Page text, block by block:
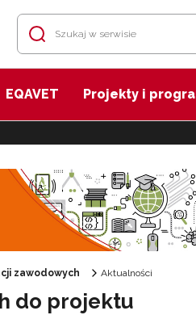
EQAVET Projekty i
zawodowych Aktualności
do projektu